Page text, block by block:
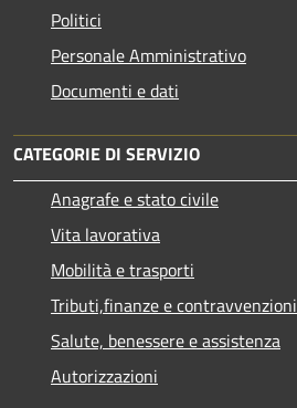
Politici
Personale Amministrativo
Documenti e dati
CATEGORIE DI SERVIZIO
Anagrafe e stato civile
Vita lavorativa
Mobilità e trasporti
Tributi,finanze e contravvenzioni
Salute, benessere e assistenza
Autorizzazioni